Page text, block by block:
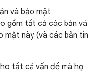
vá bảo mật
gồm tất cả các bản vá
mật này (và các bản tin
tất cả vấn đề mà họ